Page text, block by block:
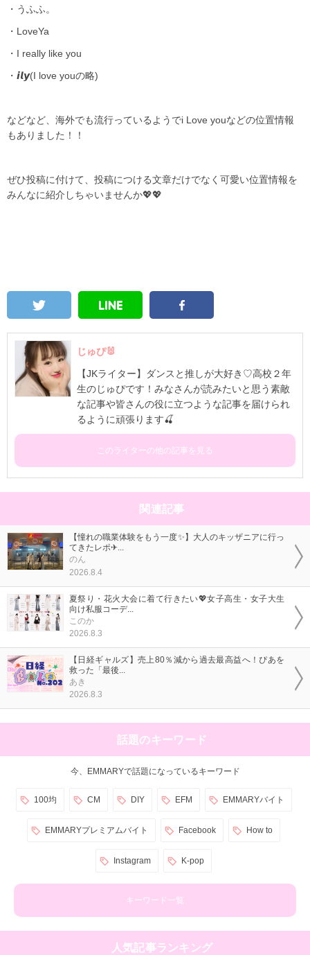
・うふふ。
・ LoveYa
・ I really like you
・ 𝙞𝙡𝙮(I love youの略)
などなど、海外でも流行っているようでi Love youなどの位置情報
もありました！！
ぜひ投稿に付けて、投稿につける文章だけでなく可愛い位置情報を
みんなに紹介しちゃいませんか💖💖
じゅぴ🐰
【JKライター】ダンスと推しが大好き♡高校２年
生のじゅぴです！みなさんが読みたいと思う素敵
な記事や皆さんの役に立つような記事を届けられ
るように頑張ります🍒
このライターの他の記事を見る
関連記事
【憧れの職業体験をもう一度✨】大人のキッザニアに行っ
てきたレポ✈...
のん
2026.8.4
夏祭り・花火大会に着て行きたい💖女子高生・女子大生
向け私服コーデ...
このか
2026.8.3
【日経ギャルズ】売上80％減から過去最高益へ！ぴあを
救った「最後...
あき
2026.8.3
話題のキーワード
今、EMMARYで話題になっているキーワード
100均 CM DIY EFM EMMARYバイト
EMMARYプレミアムバイト Facebook How to
Instagram K-pop
キーワード一覧
人気記事ランキング